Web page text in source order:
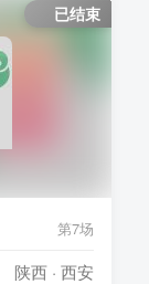
已结束
第7场
陕西 · 西安